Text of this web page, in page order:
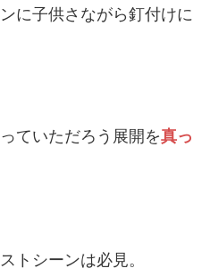
に子供さながら釘付けに
ていただろう展開を真っ
トシーンは必見。